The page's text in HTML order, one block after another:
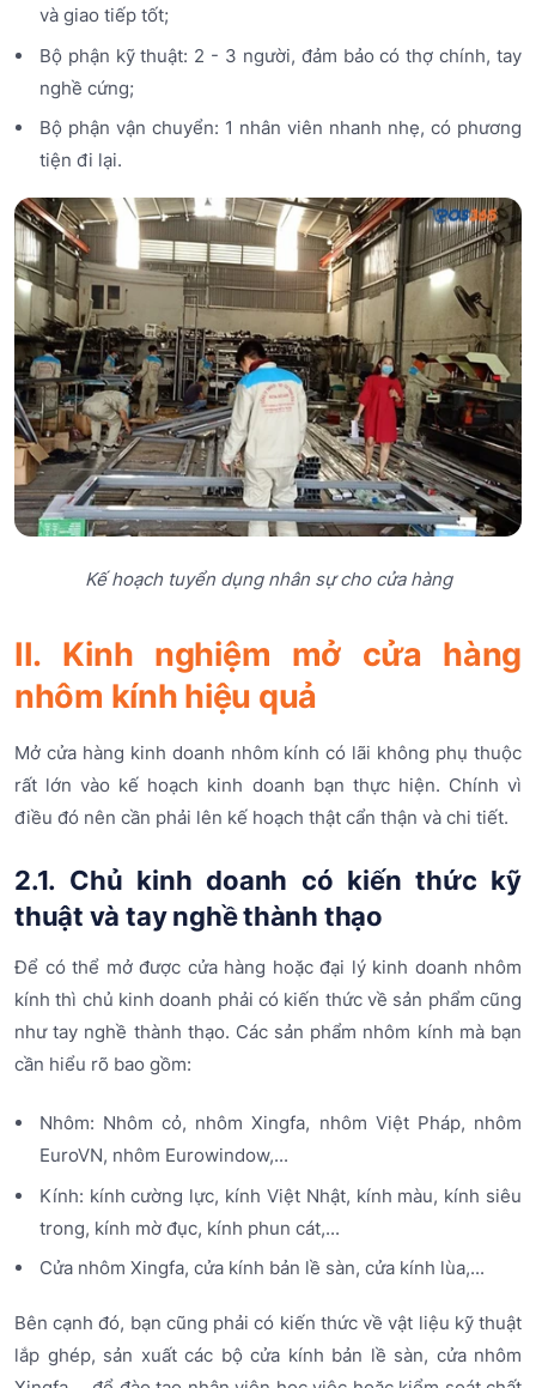
và giao tiếp tốt;
Bộ phận kỹ thuật: 2 - 3 người, đảm bảo có thợ chính, tay
nghề cứng;
Bộ phận vận chuyển: 1 nhân viên nhanh nhẹ, có phương
tiện đi lại.
Kế hoạch tuyển dụng nhân sự cho cửa hàng
II. Kinh nghiệm mở cửa hàng
nhôm kính hiệu quả
Mở cửa hàng kinh doanh nhôm kính có lãi không phụ thuộc
rất lớn vào kế hoạch kinh doanh bạn thực hiện. Chính vì
điều đó nên cần phải lên kế hoạch thật cẩn thận và chi tiết.
2.1. Chủ kinh doanh có kiến thức kỹ
thuật và tay nghề thành thạo
Để có thể mở được cửa hàng hoặc đại lý kinh doanh nhôm
kính thì chủ kinh doanh phải có kiến thức về sản phẩm cũng
như tay nghề thành thạo. Các sản phẩm nhôm kính mà bạn
cần hiểu rõ bao gồm:
Nhôm: Nhôm cỏ, nhôm Xingfa, nhôm Việt Pháp, nhôm
EuroVN, nhôm Eurowindow,...
Kính: kính cường lực, kính Việt Nhật, kính màu, kính siêu
trong, kính mờ đục, kính phun cát,...
Cửa nhôm Xingfa, cửa kính bản lề sàn, cửa kính lùa,...
Bên cạnh đó, bạn cũng phải có kiến thức về vật liệu kỹ thuật
lắp ghép, sản xuất các bộ cửa kính bản lề sàn, cửa nhôm